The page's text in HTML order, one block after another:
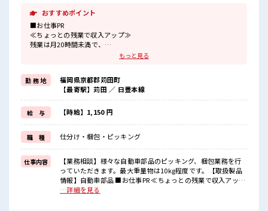
おすすめポイント
■お仕事PR
≪ちょっとの残業で収入アップ≫
残業は月20時間未満で、
明るすぎたり奇抜でなければ基本的に自由！
(規定有)≪機能的な制服アリ≫
制服があるので、
毎日の服装の悩み解消♪
≪未経験の方も大カンゲイ≫
新しいことにチャレンジするのは不安だけど、
しっかり働く環境が整っています！
イチからスキルUP・ステップUP目指していきましょう！
≪様々なお仕事をご提案≫
一人で悩まず気軽に相談できる、
派遣のお仕事です！
■職場の雰囲気
もっと見る
勤 務 地
福岡県京都郡苅田町
【最寄駅】苅田 ／ 日豊本線
給 与 【時給】1,150 円
職 種 仕分け・梱包・ピッキング
仕事内容
【業務相談】様々な自動車部品のピッキング、梱包業務を行
っていただきます。最大重量物は10kg程度です。【取扱製品
情報】自動車部品 ■お仕事PR ≪ちょっとの残業で収入アップ
≫ 残業は月20時間未満で、 ほどよく稼げます♪ ≪髪色自由で
…詳細を見る